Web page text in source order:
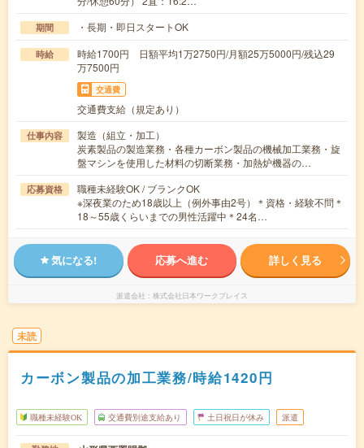
期間 ・長期・即日スタートOK
時給
時給1700円 日額平均1万2750円/月額25万5000円/残込29
万7500円
交通費
交通費支給（規定あり）
仕事内容
製造（組立・加工）
炭素製品の製造業務・各種カーボン製品の機械加工業務・旋
盤マシンを使用した材料の切断業務・加熱炉機器の…
応募資格
職種未経験OK / ブランクOK
※深夜業のため18歳以上（例外事由2号）＊資格・経験不問＊
18～55歳くらいまでの男性活躍中＊24名…
気になる! 応募へ進む 詳しく見る
派遣会社 株式会社日本ワークプレイス
未読
カーボン製品の加工業務/時給1420円
職種未経験OK 交通費別途支給あり 土日祝日が休み 派遣